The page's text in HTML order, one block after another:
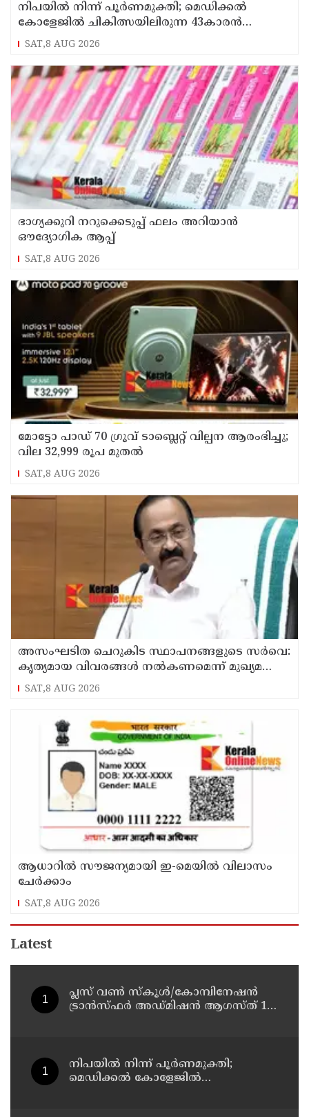
നിപയിൽ നിന്ന് പൂർണമുക്തി; മെഡിക്കൽ
കോളേജിൽ ചികിത്സയിലിരുന്ന 43കാരൻ
വീട്ടിലേക്ക് മടങ്ങി
SAT,8 AUG 2026
ഭാഗ്യക്കുറി നറുക്കെടുപ്പ് ഫലം അറിയാൻ
ഔദ്യോഗിക ആപ്പ്
SAT,8 AUG 2026
മോട്ടോ പാഡ് 70 ഗ്രൂവ് ടാബ്ലെറ്റ് വില്പന ആരംഭിച്ചു;
വില 32,999 രൂപ മുതൽ
SAT,8 AUG 2026
അസംഘടിത ചെറുകിട സ്ഥാപനങ്ങളുടെ സർവെ:
കൃത്യമായ വിവരങ്ങൾ നൽകണമെന്ന് മുഖ്യമന്ത്രി
വി ഡി സതീശൻ
SAT,8 AUG 2026
ആധാറിൽ സൗജന്യമായി ഇ-മെയിൽ വിലാസം
ചേർക്കാം
SAT,8 AUG 2026
Latest
പ്ലസ് വൺ സ്‌കൂൾ/കോമ്പിനേഷൻ
ട്രാൻസ്ഫർ അഡ്മിഷൻ ആഗസ്ത് 10,
നിപയിൽ നിന്ന് പൂർണമുക്തി;
മെഡിക്കൽ കോളേജിൽ